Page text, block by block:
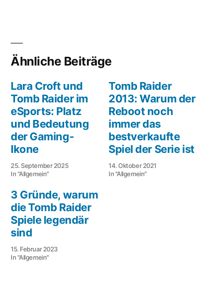
Ähnliche Beiträge
Lara Croft und
Tomb Raider im
eSports: Platz
und Bedeutung
der Gaming-
Ikone
25. September 2025
In "Allgemein"
Tomb Raider
2013: Warum der
Reboot noch
immer das
bestverkaufte
Spiel der Serie ist
14. Oktober 2021
In "Allgemein"
3 Gründe, warum
die Tomb Raider
Spiele legendär
sind
15. Februar 2023
In "Allgemein"